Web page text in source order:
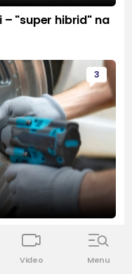
– "super hibrid" na
3
napred ili pozadi?
Video Menu